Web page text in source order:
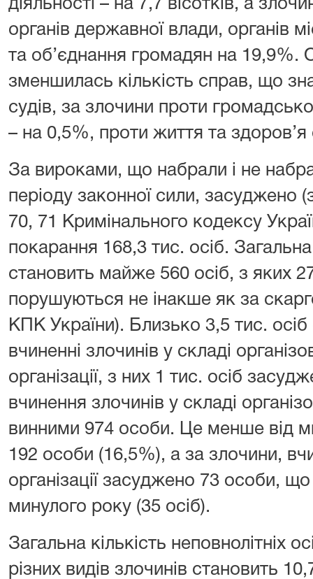
діяльності – на 7,7 вісотків, а
органів державної влади, органів
та об’єднання громадян на
зменшилась кількість справ, що
судів, за злочини проти
– на 0,5%, проти життя та
За вироками, що набрали і не
періоду законної сили, засуджено
70, 71 Кримінального кодексу
покарання 168,3 тис. осіб.
становить майже 560 осіб, з яких
порушуються не інакше як за
КПК України). Близько 3,5 тис.
вчиненні злочинів у складі
організації, з них 1 тис. осіб
вчинення злочинів у складі
винними 974 особи. Це менше від
192 особи (16,5%), а за злочини,
організації засуджено 73 особи,
минулого року (35 осіб).
Загальна кількість неповнолітніх
різних видів злочинів становить